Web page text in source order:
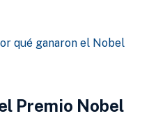
qué ganaron el Nobel
Premio Nobel